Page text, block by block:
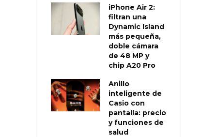
iPhone Air 2:
filtran una
Dynamic Island
más pequeña,
doble cámara
de 48 MP y
chip A20 Pro
Anillo
inteligente de
Casio con
pantalla: precio
y funciones de
salud